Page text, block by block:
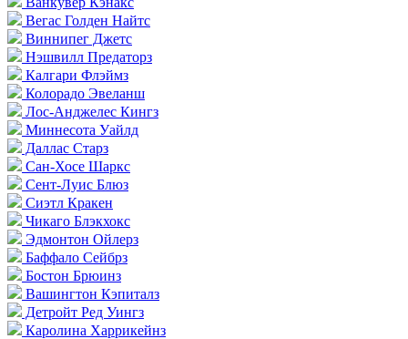
Вегас Голден Найтс
Виннипег Джетс
Нэшвилл Предаторз
Калгари Флэймз
Колорадо Эвеланш
Лос-Анджелес Кингз
Миннесота Уайлд
Даллас Старз
Сан-Хосе Шаркс
Сент-Луис Блюз
Сиэтл Кракен
Чикаго Блэкхокс
Эдмонтон Ойлерз
Баффало Сейбрз
Бостон Брюинз
Вашингтон Кэпиталз
Детройт Ред Уингз
Каролина Харрикейнз